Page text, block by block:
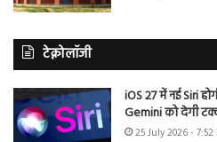
टेक्नोलॉजी
iOS 27 में नई Siri
Gemini को देगी
25 July 2026 - 7:52